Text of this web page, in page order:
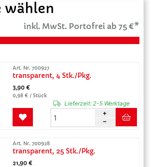
wählen
inkl. MwSt. Portofrei ab 75 €*
Art. Nr. 700927
transparent, 4 Stk./Pkg.
3,90 €
0,98 € / Stück
Lieferzeit:2-5 Werktage
Art. Nr. 700928
transparent, 25 Stk./Pkg.
21,90 €